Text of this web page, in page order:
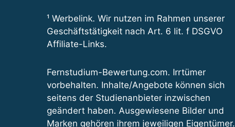
¹ Werbelink. Wir nutzen im Rahmen unserer
Geschäftstätigkeit nach Art. 6 lit. f DSGVO
Affiliate-Links.
Fernstudium-Bewertung.com. Irrtümer
vorbehalten. Inhalte/Angebote können sich
seitens der Studienanbieter inzwischen
geändert haben. Ausgewiesene Bilder und
Marken gehören ihrem jeweiligen Eigentümer.